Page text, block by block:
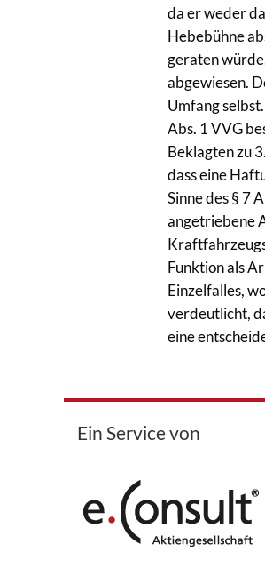
da er weder
Hebebühne
geraten
abgewiesen.
Umfang
Abs. 1 VVG
Beklagten zu
dass eine
Sinne des § 7
angetriebene
Funktion als
Einzelfalles,
verdeutlicht,
eine
Ein Service von